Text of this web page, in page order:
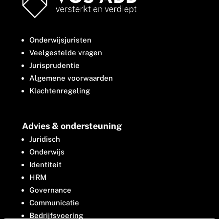
Onderwijsjuristen
Veelgestelde vragen
Jurisprudentie
Algemene voorwaarden
Klachtenregeling
Advies & ondersteuning
Juridisch
Onderwijs
Identiteit
HRM
Governance
Communicatie
Bedrijfsvoering